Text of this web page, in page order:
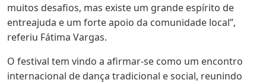
muitos desafios, mas existe um grande espírito de
entreajuda e um forte apoio da comunidade local”,
referiu Fátima Vargas.
O festival tem vindo a afirmar-se como um encontro
internacional de dança tradicional e social, reunindo